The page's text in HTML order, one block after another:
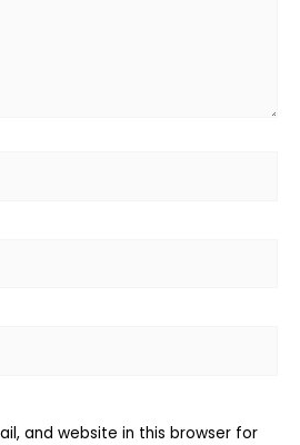
and website in this browser for